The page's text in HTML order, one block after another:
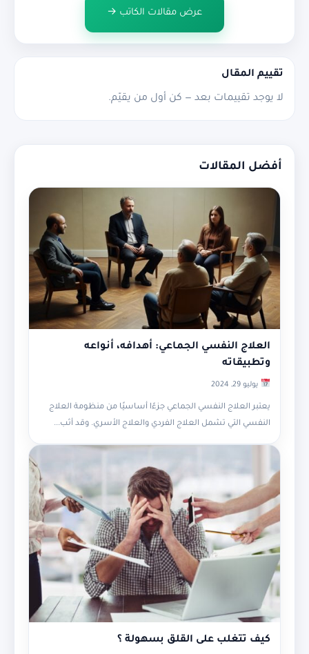
عرض مقالات الكاتب →
تقييم المقال
لا يوجد تقييمات بعد — كن أول من يقيّم.
أفضل المقالات
العلاج النفسي الجماعي: أهدافه، أنواعه
وتطبيقاته
يوليو 29, 2024
يعتبر العلاج النفسي الجماعي جزءًا أساسيًا من منظومة العلاج
النفسي التي تشمل العلاج الفردي والعلاج الأسري. وقد أثب...
كيف تتغلب على القلق بسهولة ؟